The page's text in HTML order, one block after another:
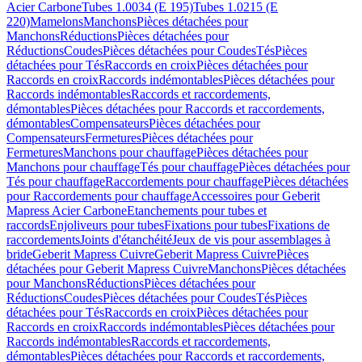
Acier CarboneTubes 1.0034 (E 195)Tubes 1.0215 (E
220)MamelonsManchonsPièces détachées pour
ManchonsRéductionsPièces détachées pour
RéductionsCoudesPièces détachées pour CoudesTésPièces
détachées pour TésRaccords en croixPièces détachées pour
Raccords en croixRaccords indémontablesPièces détachées pour
Raccords indémontablesRaccords et raccordements,
démontablesPièces détachées pour Raccords et raccordements,
démontablesCompensateursPièces détachées pour
CompensateursFermeturesPièces détachées pour
FermeturesManchons pour chauffagePièces détachées pour
Manchons pour chauffageTés pour chauffagePièces détachées pour
Tés pour chauffageRaccordements pour chauffagePièces détachées
pour Raccordements pour chauffageAccessoires pour Geberit
Mapress Acier CarboneEtanchements pour tubes et
raccordsEnjoliveurs pour tubesFixations pour tubesFixations de
raccordementsJoints d'étanchéitéJeux de vis pour assemblages à
brideGeberit Mapress CuivreGeberit Mapress CuivrePièces
détachées pour Geberit Mapress CuivreManchonsPièces détachées
pour ManchonsRéductionsPièces détachées pour
RéductionsCoudesPièces détachées pour CoudesTésPièces
détachées pour TésRaccords en croixPièces détachées pour
Raccords en croixRaccords indémontablesPièces détachées pour
Raccords indémontablesRaccords et raccordements,
démontablesPièces détachées pour Raccords et raccordements,